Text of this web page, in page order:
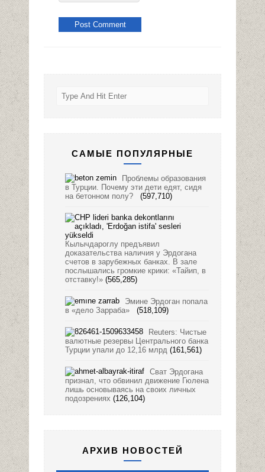
САМЫЕ ПОПУЛЯРНЫЕ
Проблемы образования
в Турции. Почему эти дети едят, сидя
на бетонном полу?
(597,710)
Кылычдароглу предъявил
доказательства наличия у Эрдогана
счетов в зарубежных банках. В зале
послышались громкие крики: «Тайип, в
отставку!» (565,285)
Эмине Эрдоган попала
в «дело Зарраба»
(518,109)
Reuters: Чистые
валютные резервы Центрального банка
Турции упали до 12,16 млрд (161,561)
Сват Эрдогана
признал, что обвинил движение Гюлена
лишь основываясь на своих личных
подозрениях (126,104)
АРХИВ НОВОСТЕЙ